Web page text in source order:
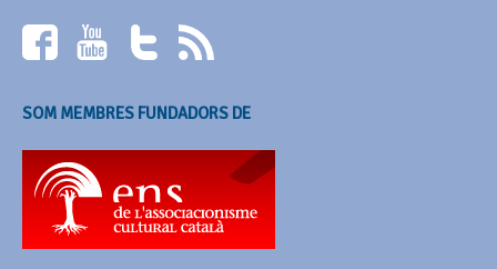
SOM MEMBRES FUNDADORS DE